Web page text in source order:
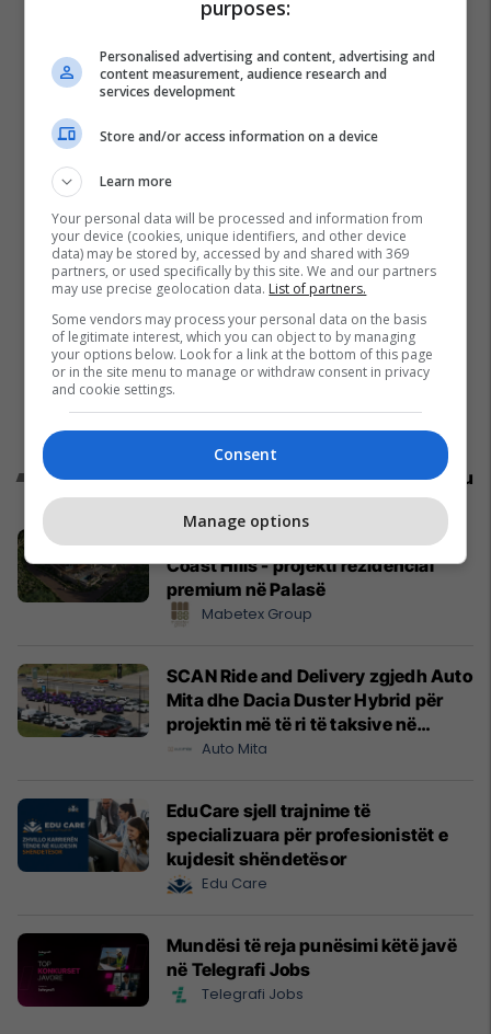
Promo Reklamo këtu
Mabetex Group prezanton Green
Coast Hills - projekti rezidencial
premium në Palasë
Mabetex Group
SCAN Ride and Delivery zgjedh Auto
Mita dhe Dacia Duster Hybrid për
projektin më të ri të taksive në
Prishtinë
Auto Mita
EduCare sjell trajnime të
specializuara për profesionistët e
kujdesit shëndetësor
Edu Care
Mundësi të reja punësimi këtë javë
në Telegrafi Jobs
Telegrafi Jobs
purposes:
Personalised advertising and content, advertising and
content measurement, audience research and
services development
Store and/or access information on a device
Learn more
Your personal data will be processed and information from
your device (cookies, unique identifiers, and other device
data) may be stored by, accessed by and shared with 369
partners, or used specifically by this site. We and our partners
may use precise geolocation data. List of partners.
Some vendors may process your personal data on the basis
of legitimate interest, which you can object to by managing
your options below. Look for a link at the bottom of this page
or in the site menu to manage or withdraw consent in privacy
and cookie settings.
Consent
Manage options